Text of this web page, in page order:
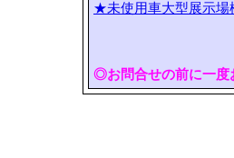
★未使用車大型展示場
◎お問合せの前に一度